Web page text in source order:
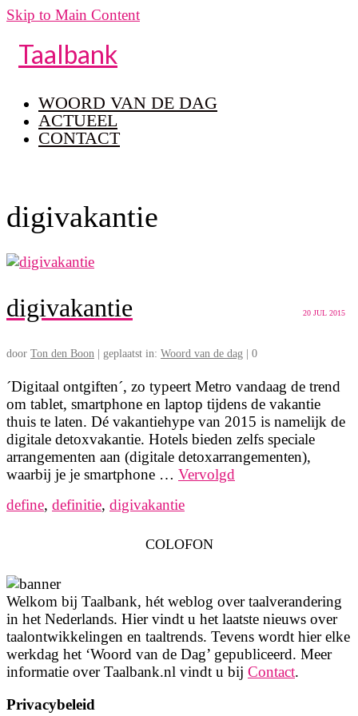
Skip to Main Content
Taalbank
WOORD VAN DE DAG
ACTUEEL
CONTACT
digivakantie
20 JUL 2015
digivakantie
door Ton den Boon geplaatst in: Woord van de dag 0
´Digitaal ontgiften´, zo typeert Metro vandaag de trend
om tablet, smartphone en laptop tijdens de vakantie
thuis te laten. Dé vakantiehype van 2015 is namelijk de
digitale detoxvakantie. Hotels bieden zelfs speciale
arrangementen aan (digitale detoxarrangementen),
waarbij je je smartphone … Vervolgd
define, definitie, digivakantie
COLOFON
Welkom bij Taalbank, hét weblog over taalverandering
in het Nederlands. Hier vindt u het laatste nieuws over
taalontwikkelingen en taaltrends. Tevens wordt hier elke
werkdag het ‘Woord van de Dag’ gepubliceerd. Meer
informatie over Taalbank.nl vindt u bij Contact.
Privacybeleid